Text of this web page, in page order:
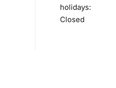
holidays:
Closed